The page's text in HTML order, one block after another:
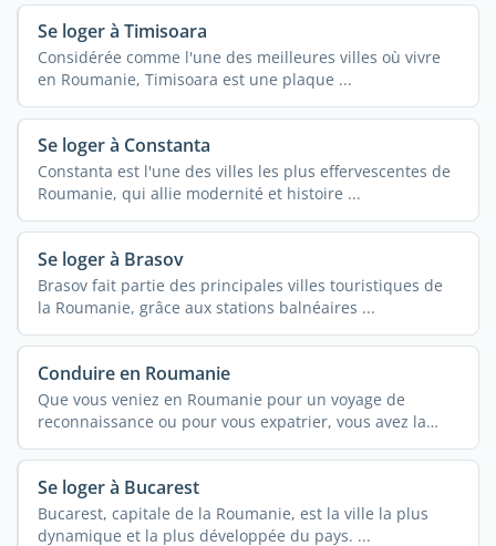
Se loger à Timisoara
Considérée comme l'une des meilleures villes où vivre
en Roumanie, Timisoara est une plaque ...
Se loger à Constanta
Constanta est l'une des villes les plus effervescentes de
Roumanie, qui allie modernité et histoire ...
Se loger à Brasov
Brasov fait partie des principales villes touristiques de
la Roumanie, grâce aux stations balnéaires ...
Conduire en Roumanie
Que vous veniez en Roumanie pour un voyage de
reconnaissance ou pour vous expatrier, vous avez la
possibilité ...
Se loger à Bucarest
Bucarest, capitale de la Roumanie, est la ville la plus
dynamique et la plus développée du pays. ...